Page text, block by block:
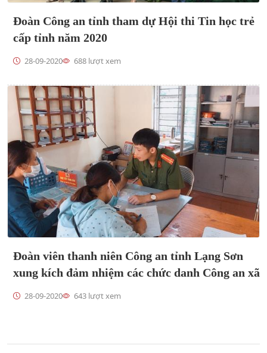
Đoàn Công an tỉnh tham dự Hội thi Tin học trẻ
cấp tỉnh năm 2020
28-09-2020 688 lượt xem
Đoàn viên thanh niên Công an tỉnh Lạng Sơn
xung kích đảm nhiệm các chức danh Công an xã
28-09-2020 643 lượt xem